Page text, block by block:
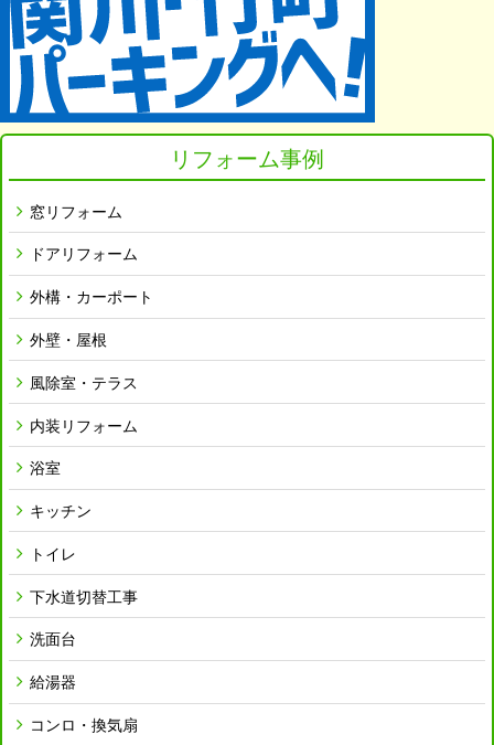
リフォーム事例
窓リフォーム
ドアリフォーム
外構・カーポート
外壁・屋根
風除室・テラス
内装リフォーム
浴室
キッチン
トイレ
下水道切替工事
洗面台
給湯器
コンロ・換気扇